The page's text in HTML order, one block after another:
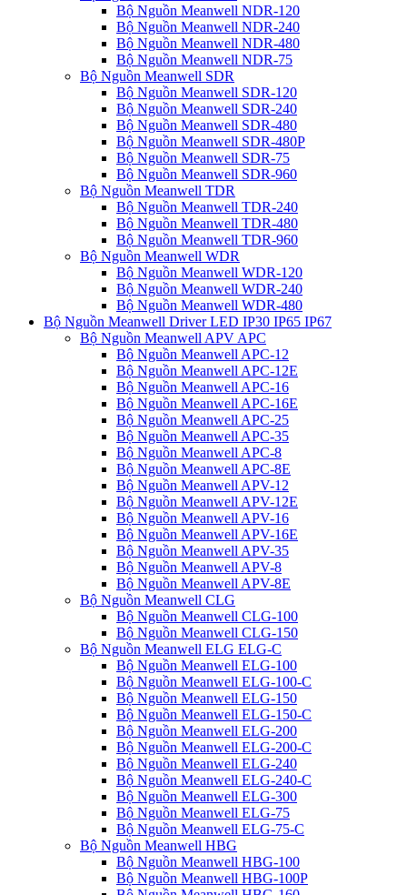
Bộ Nguồn Meanwell NDR-120
Bộ Nguồn Meanwell NDR-240
Bộ Nguồn Meanwell NDR-480
Bộ Nguồn Meanwell NDR-75
Bộ Nguồn Meanwell SDR
Bộ Nguồn Meanwell SDR-120
Bộ Nguồn Meanwell SDR-240
Bộ Nguồn Meanwell SDR-480
Bộ Nguồn Meanwell SDR-480P
Bộ Nguồn Meanwell SDR-75
Bộ Nguồn Meanwell SDR-960
Bộ Nguồn Meanwell TDR
Bộ Nguồn Meanwell TDR-240
Bộ Nguồn Meanwell TDR-480
Bộ Nguồn Meanwell TDR-960
Bộ Nguồn Meanwell WDR
Bộ Nguồn Meanwell WDR-120
Bộ Nguồn Meanwell WDR-240
Bộ Nguồn Meanwell WDR-480
Bộ Nguồn Meanwell Driver LED IP30 IP65 IP67
Bộ Nguồn Meanwell APV APC
Bộ Nguồn Meanwell APC-12
Bộ Nguồn Meanwell APC-12E
Bộ Nguồn Meanwell APC-16
Bộ Nguồn Meanwell APC-16E
Bộ Nguồn Meanwell APC-25
Bộ Nguồn Meanwell APC-35
Bộ Nguồn Meanwell APC-8
Bộ Nguồn Meanwell APC-8E
Bộ Nguồn Meanwell APV-12
Bộ Nguồn Meanwell APV-12E
Bộ Nguồn Meanwell APV-16
Bộ Nguồn Meanwell APV-16E
Bộ Nguồn Meanwell APV-35
Bộ Nguồn Meanwell APV-8
Bộ Nguồn Meanwell APV-8E
Bộ Nguồn Meanwell CLG
Bộ Nguồn Meanwell CLG-100
Bộ Nguồn Meanwell CLG-150
Bộ Nguồn Meanwell ELG ELG-C
Bộ Nguồn Meanwell ELG-100
Bộ Nguồn Meanwell ELG-100-C
Bộ Nguồn Meanwell ELG-150
Bộ Nguồn Meanwell ELG-150-C
Bộ Nguồn Meanwell ELG-200
Bộ Nguồn Meanwell ELG-200-C
Bộ Nguồn Meanwell ELG-240
Bộ Nguồn Meanwell ELG-240-C
Bộ Nguồn Meanwell ELG-300
Bộ Nguồn Meanwell ELG-75
Bộ Nguồn Meanwell ELG-75-C
Bộ Nguồn Meanwell HBG
Bộ Nguồn Meanwell HBG-100
Bộ Nguồn Meanwell HBG-100P